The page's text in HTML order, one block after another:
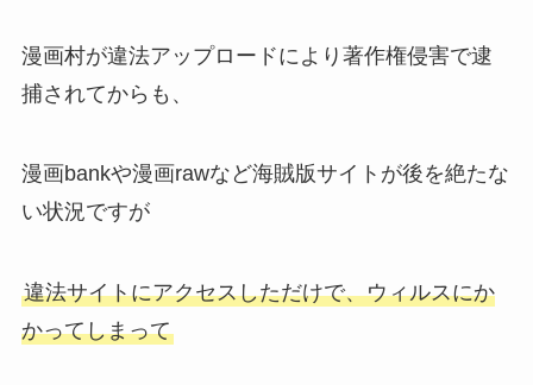
漫画村が違法アップロードにより著作権侵害で逮
捕されてからも、
漫画bankや漫画rawなど海賊版サイトが後を絶たな
い状況ですが
違法サイトにアクセスしただけで、ウィルスにか
かってしまって